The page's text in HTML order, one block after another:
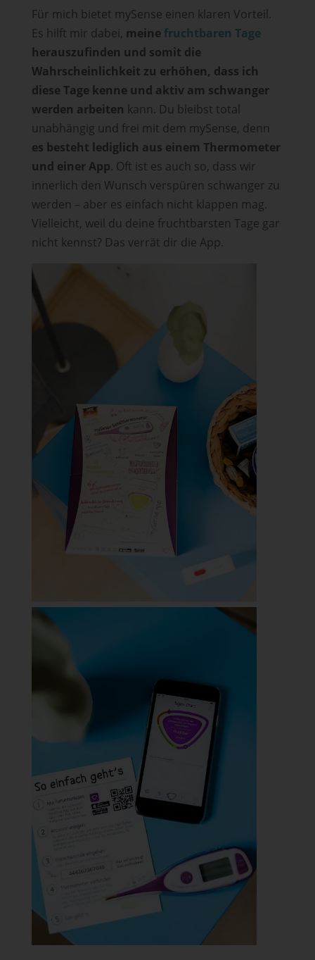
Für mich bietet mySense einen klaren Vorteil.
Es hilft mir dabei, meine fruchtbaren Tage
herauszufinden und somit die
Wahrscheinlichkeit zu erhöhen, dass ich
diese Tage kenne und aktiv am schwanger
werden arbeiten kann. Du bleibst total
unabhängig und frei mit dem mySense, denn
es besteht lediglich aus einem Thermometer
und einer App. Oft ist es auch so, dass wir
innerlich den Wunsch verspüren schwanger zu
werden – aber es einfach nicht klappen mag.
Vielleicht, weil du deine fruchtbarsten Tage gar
nicht kennst? Das verrät dir die App.